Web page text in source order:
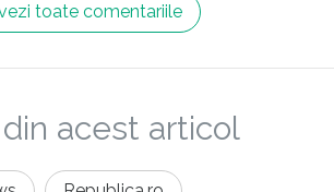
toate comentariile
acest articol